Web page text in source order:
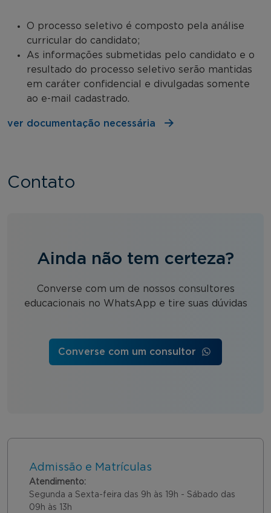
O processo seletivo é composto pela análise
curricular do candidato;
As informações submetidas pelo candidato e o
resultado do processo seletivo serão mantidas
em caráter confidencial e divulgadas somente
ao e-mail cadastrado.
ver documentação necessária
Contato
Ainda não tem certeza?
Converse com um de nossos consultores
educacionais no WhatsApp e tire suas dúvidas
Converse com um consultor
Admissão e Matrículas
Atendimento:
Segunda a Sexta-feira das 9h às 19h - Sábado das
09h às 13h